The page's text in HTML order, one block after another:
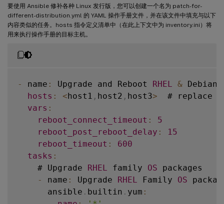
SUSE15
[all:vars]
ansible_password
要使用 Ansible 修补各种 Linux 发行版，您可以创建一个名为 patch-for-
different-distribution.yml 的 YAML 操作手册文件，并在该文件中填充与以下
内容类似的任务。hosts 指令定义清单中（在此上下文中为 inventory.ini）将
用来执行操作手册的目标主机。
- name : Upgrade and Reboot RHEL &
hosts : <host1 , host2 , host3>
  # replace
vars :
reboot_connect_timeout :
5
reboot_post_reboot_delay :
15
reboot_timeout :
600
tasks :
    # Upgrade
RHEL family OS packages
-
name : Upgrade RHEL Family OS
      ansible
. builtin . yum :